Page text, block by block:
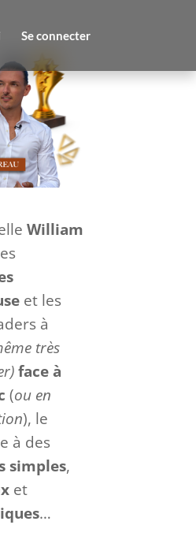
Se connecter
William
et les
à
très
face à
(ou en
), le
à des